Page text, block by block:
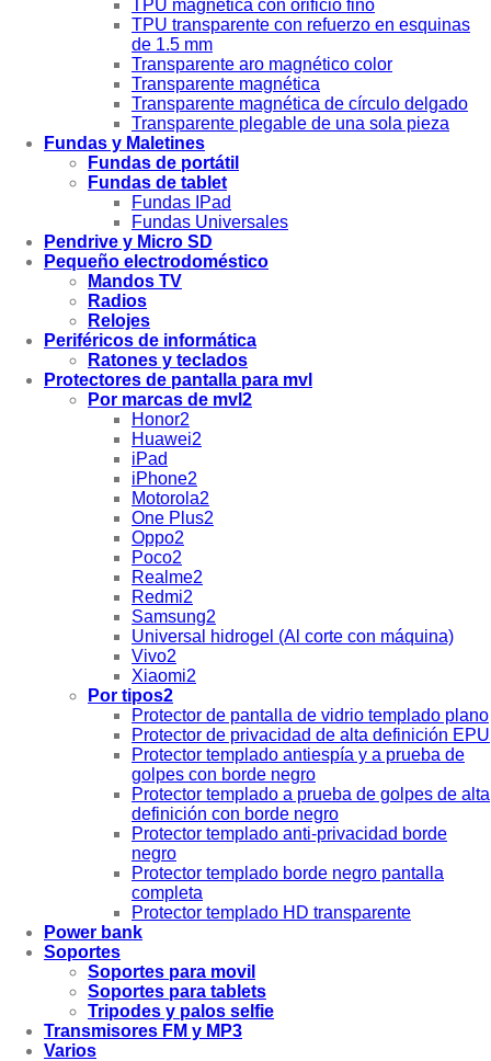
TPU magnética con orificio fino
TPU transparente con refuerzo en esquinas
de 1.5 mm
Transparente aro magnético color
Transparente magnética
Transparente magnética de círculo delgado
Transparente plegable de una sola pieza
Fundas y Maletines
Fundas de portátil
Fundas de tablet
Fundas IPad
Fundas Universales
Pendrive y Micro SD
Pequeño electrodoméstico
Mandos TV
Radios
Relojes
Periféricos de informática
Ratones y teclados
Protectores de pantalla para mvl
Por marcas de mvl2
Honor2
Huawei2
iPad
iPhone2
Motorola2
One Plus2
Oppo2
Poco2
Realme2
Redmi2
Samsung2
Universal hidrogel (Al corte con máquina)
Vivo2
Xiaomi2
Por tipos2
Protector de pantalla de vidrio templado plano
Protector de privacidad de alta definición EPU
Protector templado antiespía y a prueba de
golpes con borde negro
Protector templado a prueba de golpes de alta
definición con borde negro
Protector templado anti-privacidad borde
negro
Protector templado borde negro pantalla
completa
Protector templado HD transparente
Power bank
Soportes
Soportes para movil
Soportes para tablets
Tripodes y palos selfie
Transmisores FM y MP3
Varios